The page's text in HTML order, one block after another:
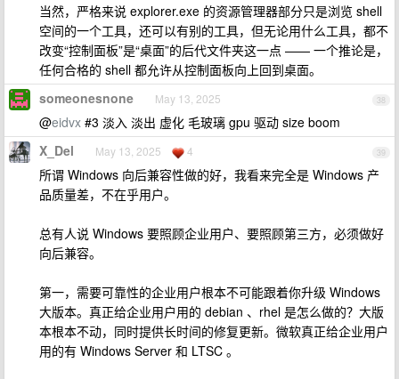
当然，严格来说 explorer.exe 的资源管理器部分只是浏览 shell
空间的一个工具，还可以有别的工具，但无论用什么工具，都不
改变“控制面板”是“桌面”的后代文件夹这一点 —— 一个推论是，
任何合格的 shell 都允许从控制面板向上回到桌面。
38
someonesnone May 13, 2025
@eidvx #3 淡入 淡出 虚化 毛玻璃 gpu 驱动 size boom
39
X_Del May 13, 2025 4
所谓 Windows 向后兼容性做的好，我看来完全是 Windows 产
品质量差，不在乎用户。
总有人说 Windows 要照顾企业用户、要照顾第三方，必须做好
向后兼容。
第一，需要可靠性的企业用户根本不可能跟着你升级 Windows
大版本。真正给企业用户用的 debian 、rhel 是怎么做的？大版
本根本不动，同时提供长时间的修复更新。微软真正给企业用户
用的有 Windows Server 和 LTSC 。